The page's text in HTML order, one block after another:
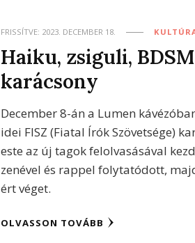
FRISSÍTVE: 2023. DECEMBER 18.
Haiku, zsiguli,
karácsony
December 8-án a Lumen
idei FISZ (Fiatal Írók Szövetsége)
este az új tagok felolvasásával
zenével és rappel folytatódott,
ért véget.
OLVASSON TOVÁBB